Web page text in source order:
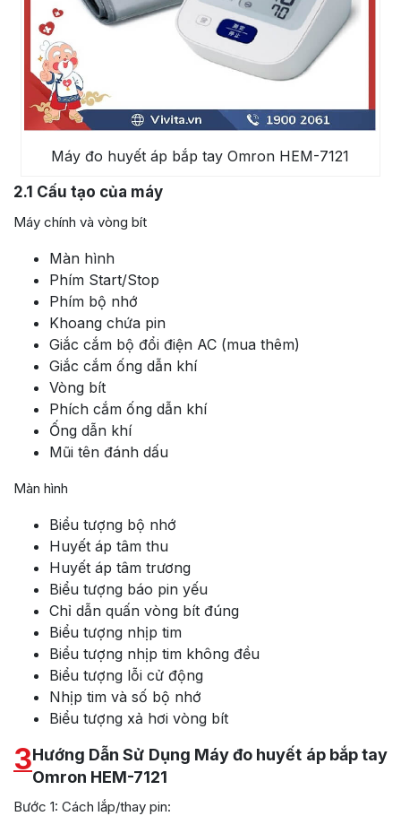
Máy đo huyết áp bắp tay Omron HEM-7121
2.1 Cấu tạo của máy
Máy chính và vòng bít
Màn hình
Phím Start/Stop
Phím bộ nhớ
Khoang chứa pin
Giắc cắm bộ đổi điện AC (mua thêm)
Giắc cắm ống dẫn khí
Vòng bít
Phích cắm ống dẫn khí
Ống dẫn khí
Mũi tên đánh dấu
Màn hình
Biểu tượng bộ nhớ
Huyết áp tâm thu
Huyết áp tâm trương
Biểu tượng báo pin yếu
Chỉ dẫn quấn vòng bít đúng
Biểu tượng nhịp tim
Biểu tượng nhịp tim không đều
Biểu tượng lỗi cử động
Nhịp tim và số bộ nhớ
Biểu tượng xả hơi vòng bít
3Hướng Dẫn Sử Dụng Máy đo huyết áp bắp tay
Omron HEM-7121
Bước 1: Cách lắp/thay pin: